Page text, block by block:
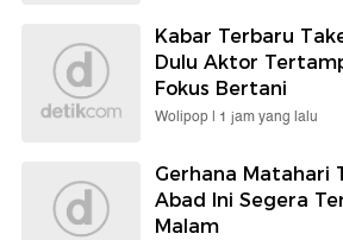
Kabar Terbaru
Dulu Aktor
Fokus Bertani
Wolipop | 1 jam yang lalu
Gerhana Matahari
Abad Ini Segera
Malam